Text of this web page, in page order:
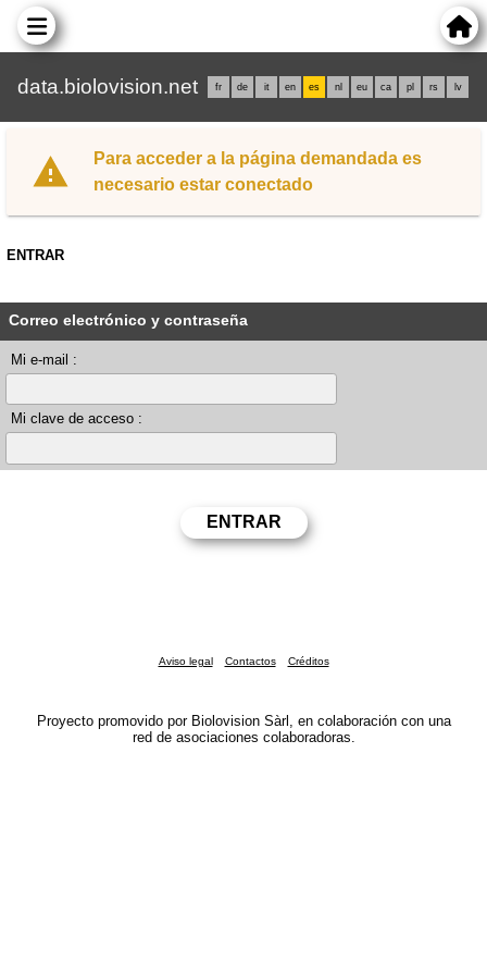
data.biolovision.net fr de it en es nl eu ca pl rs lv
Para acceder a la página demandada es
necesario estar conectado
ENTRAR
Correo electrónico y contraseña
Mi e-mail :
Mi clave de acceso :
Aviso legal Contactos Créditos
Proyecto promovido por Biolovision Sàrl, en colaboración con una
red de asociaciones colaboradoras.